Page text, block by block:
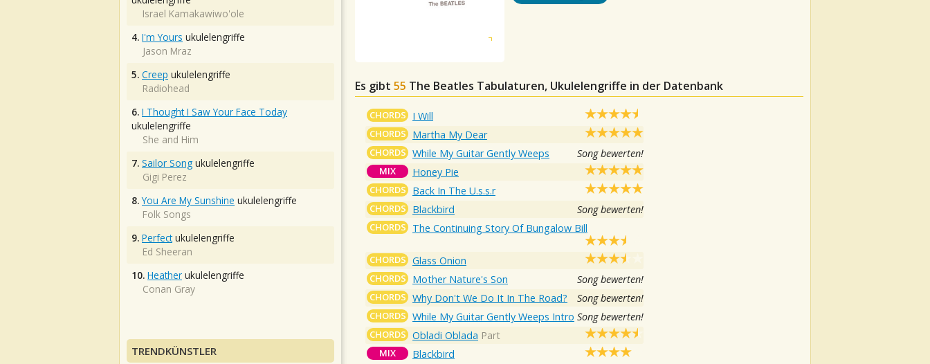
Es gibt 55 The Beatles Tabulaturen, Ukulelengriffe in der Datenbank
CHORDS I Will
CHORDS Martha My Dear
CHORDS While My Guitar Gently Weeps Song bewerten!
MIX Honey Pie
CHORDS Back In The U.s.s.r
CHORDS Blackbird Song bewerten!
CHORDS The Continuing Story Of Bungalow Bill
CHORDS Glass Onion
CHORDS Mother Nature's Son Song bewerten!
CHORDS Why Don't We Do It In The Road? Song bewerten!
CHORDS While My Guitar Gently Weeps Intro Song bewerten!
CHORDS Obladi Oblada Part
MIX Blackbird
Israel Kamakawiwo'ole
4. I'm Yours ukulelengriffe
Jason Mraz
5. Creep ukulelengriffe
Radiohead
6. I Thought I Saw Your Face Today
ukulelengriffe
She and Him
7. Sailor Song ukulelengriffe
Gigi Perez
8. You Are My Sunshine ukulelengriffe
Folk Songs
9. Perfectukulelengriffe
Ed Sheeran
10. Heather ukulelengriffe
Conan Gray
TRENDKÜNSTLER